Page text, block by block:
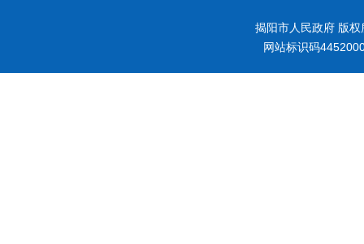
揭阳市人民政府 版
网站标识码